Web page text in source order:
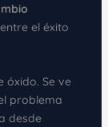
el éxito
óxido. Se ve
problema
desde